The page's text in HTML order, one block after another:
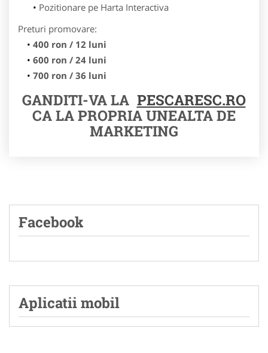
Pozitionare pe Harta Interactiva
Preturi promovare:
400 ron / 12 luni
600 ron / 24 luni
700 ron / 36 luni
GANDITI-VA LA PESCARESC.RO
CA LA PROPRIA UNEALTA DE
MARKETING
Facebook
Aplicatii mobil